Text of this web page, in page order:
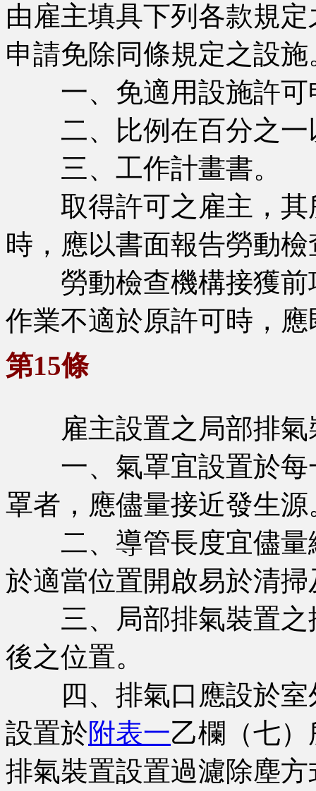
由雇主填具下列各款規
申請免除同條規定之設施
一、免適用設施許可
二、比例在百分之一
三、工作計畫書。
取得許可之雇主，其
時，應以書面報告勞動
勞動檢查機構接獲前
作業不適於原許可時，
第15條
雇主設置之局部排氣
一、氣罩宜設置於每
罩者，應儘量接近發生源
二、導管長度宜儘量
於適當位置開啟易於清
三、局部排氣裝置之
後之位置。
四、排氣口應設於室
設置於附表一乙欄（七
排氣裝置設置過濾除塵